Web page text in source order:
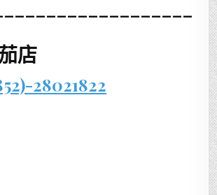
店
28021822